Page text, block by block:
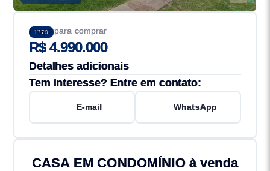
1770
Preço para comprar
R$ 4.990.000
Detalhes adicionais
Tem interesse? Entre em contato:
E-mail WhatsApp
CASA EM CONDOMÍNIO à venda